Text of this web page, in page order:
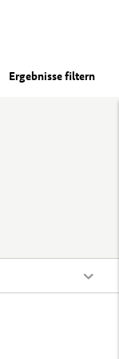
Ergebnisse filtern